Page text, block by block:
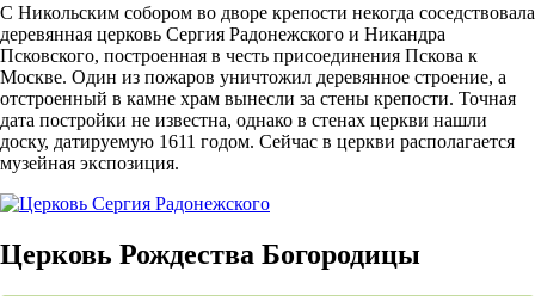
С Никольским собором во дворе крепости некогда соседствовала
деревянная церковь Сергия Радонежского и Никандра
Псковского, построенная в честь присоединения Пскова к
Москве. Один из пожаров уничтожил деревянное строение, а
отстроенный в камне храм вынесли за стены крепости. Точная
дата постройки не известна, однако в стенах церкви нашли
доску, датируемую 1611 годом. Сейчас в церкви располагается
музейная экспозиция.
Церковь Рождества Богородицы